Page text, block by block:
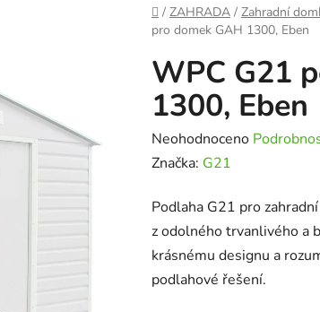
Domů
/ ZAHRADA / Zahradní
pro domek GAH 1300, Eben
WPC G21
1300, Eben
Průměrné
hodnocení
je
0,0
z
5
Neohodnoceno
Značka: G21
Podlaha G21 pro
z odolného trvanlivého a
krásnému designu a
podlahové řešení.